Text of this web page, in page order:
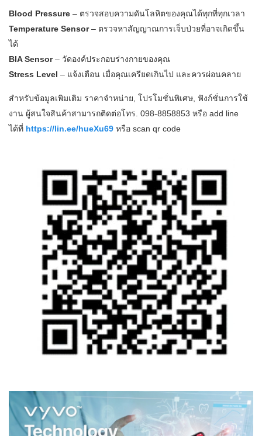
Blood Pressure – ตรวจสอบความดันโลหิตของคุณได้ทุกที่ทุกเวลา
Temperature Sensor– ตรวจหาสัญญาณการเจ็บป่วยที่อาจเกิดขึ้น
ได้
BIA Sensor– วัดองค์ประกอบร่างกายของคุณ
Stress Level – แจ้งเตือน เมื่อคุณเครียดเกินไป และควรผ่อนคลาย
สำหรับข้อมูลเพิมเติม ราคาจำหน่าย, โปรโมชั่นพิเศษ, ฟังก์ชั่นการใช้
งาน ผู้สนใจสินค้าสามารถติดต่อโทร. 098-8858853 หรือ add line
ได้ที่ https://lin.ee/hueXu69 หรือ scan qr code